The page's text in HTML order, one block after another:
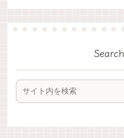
Search